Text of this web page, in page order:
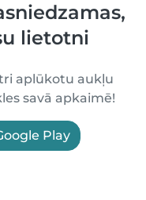
lietotni
aplūkotu aukļu
savā apkaimē!
Play